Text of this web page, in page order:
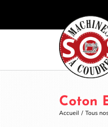
content
Coton
Accueil / Tous